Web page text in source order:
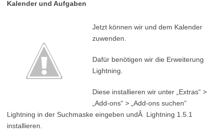
Kalender und Aufgaben
Jetzt können wir und dem Kalender
zuwenden.
Dafür benötigen wir die Erweiterung
Lightning.
Diese installieren wir unter „Extras“ >
„Add-ons“ > „Add-ons suchen“
Lightning in der Suchmaske eingeben undÂ Lightning 1.5.1
installieren.